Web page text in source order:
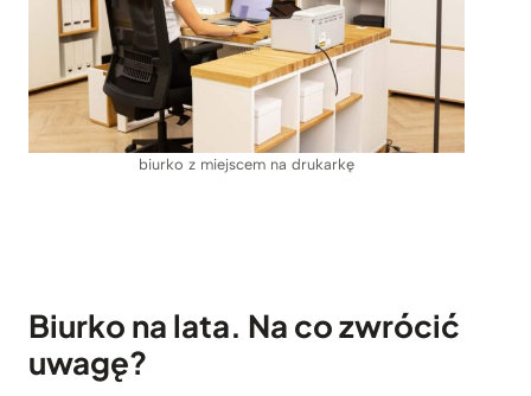
biurko z miejscem na drukarkę
Biurko na lata. Na co zwrócić
uwagę?